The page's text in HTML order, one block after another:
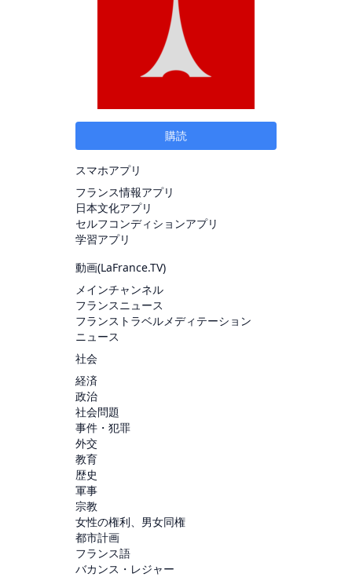
購読
スマホアプリ
フランス情報アプリ
日本文化アプリ
セルフコンディションアプリ
学習アプリ
動画(LaFrance.TV)
メインチャンネル
フランスニュース
フランストラベルメディテーション
ニュース
社会
経済
政治
社会問題
事件・犯罪
外交
教育
歴史
軍事
宗教
女性の権利、男女同権
都市計画
フランス語
バカンス・レジャー